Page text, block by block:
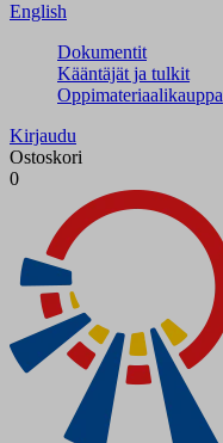
English
Dokumentit
Kääntäjät ja tulkit
Oppimateriaalikauppa
Kirjaudu
Ostoskori
0